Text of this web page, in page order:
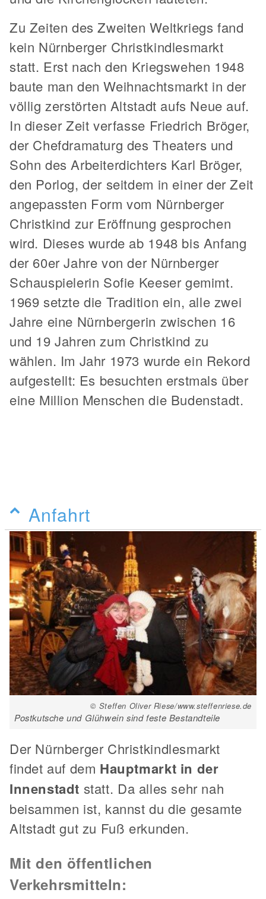
Zu Zeiten des Zweiten Weltkriegs fand
kein Nürnberger Christkindlesmarkt
statt. Erst nach den Kriegswehen 1948
baute man den Weihnachtsmarkt in der
völlig zerstörten Altstadt aufs Neue auf.
In dieser Zeit verfasse Friedrich Bröger,
der Chefdramaturg des Theaters und
Sohn des Arbeiterdichters Karl Bröger,
den Porlog, der seitdem in einer der Zeit
angepassten Form vom Nürnberger
Christkind zur Eröffnung gesprochen
wird. Dieses wurde ab 1948 bis Anfang
der 60er Jahre von der Nürnberger
Schauspielerin Sofie Keeser gemimt.
1969 setzte die Tradition ein, alle zwei
Jahre eine Nürnbergerin zwischen 16
und 19 Jahren zum Christkind zu
wählen. Im Jahr 1973 wurde ein Rekord
aufgestellt: Es besuchten erstmals über
eine Million Menschen die Budenstadt.
Anfahrt
© Steffen Oliver Riese/www.steffenriese.de
Postkutsche und Glühwein sind feste Bestandteile
Der Nürnberger Christkindlesmarkt
findet auf dem Hauptmarkt in der
Innenstadt statt. Da alles sehr nah
beisammen ist, kannst du die gesamte
Altstadt gut zu Fuß erkunden.
Mit den öffentlichen
Verkehrsmitteln: